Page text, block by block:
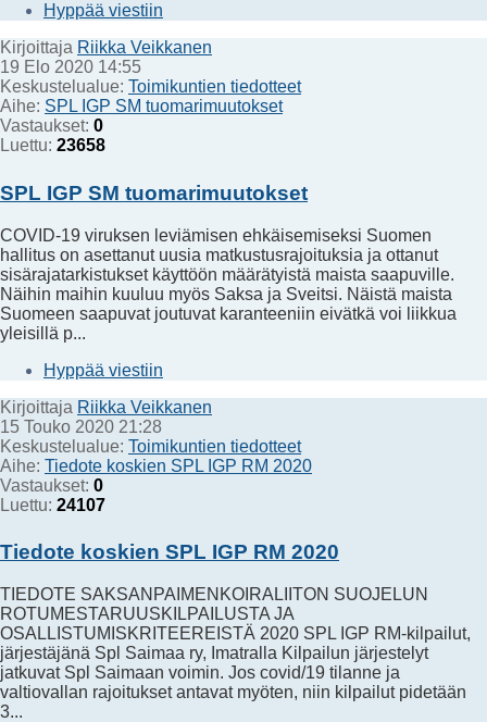
Hyppää viestiin
Kirjoittaja Riikka Veikkanen
19 Elo 2020 14:55
Keskustelualue: Toimikuntien tiedotteet
Aihe: SPL IGP SM tuomarimuutokset
Vastaukset: 0
Luettu: 23658
SPL IGP SM tuomarimuutokset
COVID-19 viruksen leviämisen ehkäisemiseksi Suomen
hallitus on asettanut uusia matkustusrajoituksia ja ottanut
sisärajatarkistukset käyttöön määrätyistä maista saapuville.
Näihin maihin kuuluu myös Saksa ja Sveitsi. Näistä maista
Suomeen saapuvat joutuvat karanteeniin eivätkä voi liikkua
yleisillä p...
Hyppää viestiin
Kirjoittaja Riikka Veikkanen
15 Touko 2020 21:28
Keskustelualue: Toimikuntien tiedotteet
Aihe: Tiedote koskien SPL IGP RM 2020
Vastaukset: 0
Luettu: 24107
Tiedote koskien SPL IGP RM 2020
TIEDOTE SAKSANPAIMENKOIRALIITON SUOJELUN
ROTUMESTARUUSKILPAILUSTA JA
OSALLISTUMISKRITEEREISTÄ 2020 SPL IGP RM-kilpailut,
järjestäjänä Spl Saimaa ry, Imatralla Kilpailun järjestelyt
jatkuvat Spl Saimaan voimin. Jos covid/19 tilanne ja
valtiovallan rajoitukset antavat myöten, niin kilpailut pidetään
3...